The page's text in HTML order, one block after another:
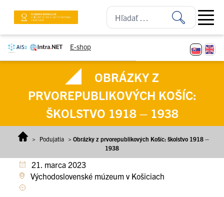
E-shop
Open
OBRÁZKY Z
PRVOREPUBLIKOVÝCH KOŠÍC:
ŠKOLSTVO 1918 – 1938
> Podujatia > Obrázky z prvorepublikových Košíc: školstvo 1918 –
1938
21. marca 2023
Východoslovenské múzeum v Košiciach